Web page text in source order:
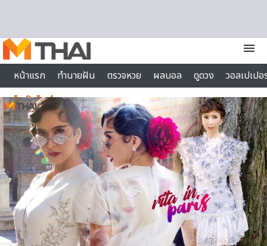
menu
หน้าแรก
ทำนายฝัน ตรวจหวย ผลบอล ดูดวง
วอลเปเป
ไลฟ์สไตล์